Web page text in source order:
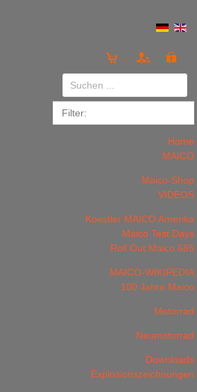
Home
MAICO
Maico-Shop
VIDEOS
Koestler MAICO Amerika
Maico Test Days
Roll Out Maico 685
MAICO-WIKIPEDIA
100 Jahre Maico
Motorrad
Neumotorrad
Downloads
Explosionszeichnungen